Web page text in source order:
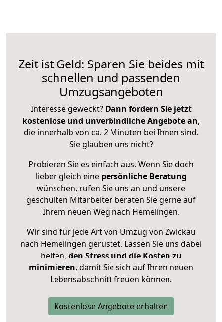
Zeit ist Geld: Sparen Sie beides mit
schnellen und passenden
Umzugsangeboten
Interesse geweckt? Dann fordern Sie jetzt
kostenlose und unverbindliche Angebote an,
die innerhalb von ca. 2 Minuten bei Ihnen sind.
Sie glauben uns nicht?
Probieren Sie es einfach aus. Wenn Sie doch
lieber gleich eine persönliche Beratung
wünschen, rufen Sie uns an und unsere
geschulten Mitarbeiter beraten Sie gerne auf
Ihrem neuen Weg nach Hemelingen.
Wir sind für jede Art von Umzug von Zwickau
nach Hemelingen gerüstet. Lassen Sie uns dabei
helfen, den Stress und die Kosten zu
minimieren, damit Sie sich auf Ihren neuen
Lebensabschnitt freuen können.
Kostenlose Angebote erhalten